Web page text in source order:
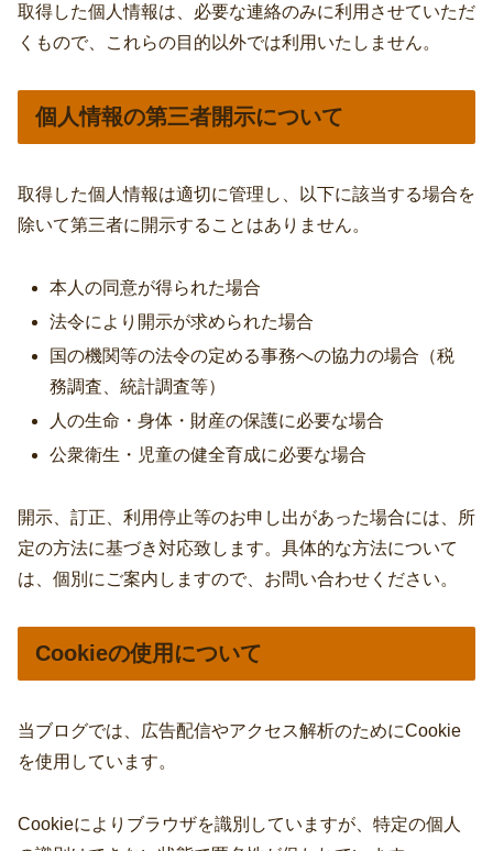
取得した個人情報は、必要な連絡のみに利用させていただ
くもので、これらの目的以外では利用いたしません。
個人情報の第三者開示について
取得した個人情報は適切に管理し、以下に該当する場合を
除いて第三者に開示することはありません。
本人の同意が得られた場合
法令により開示が求められた場合
国の機関等の法令の定める事務への協力の場合（税
務調査、統計調査等）
人の生命・身体・財産の保護に必要な場合
公衆衛生・児童の健全育成に必要な場合
開示、訂正、利用停止等のお申し出があった場合には、所
定の方法に基づき対応致します。具体的な方法について
は、個別にご案内しますので、お問い合わせください。
Cookieの使用について
当ブログでは、広告配信やアクセス解析のためにCookie
を使用しています。
Cookieによりブラウザを識別していますが、特定の個人